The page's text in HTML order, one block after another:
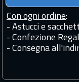
Con ogni ordine:
- Astucci e
- Confezione
- Consegna